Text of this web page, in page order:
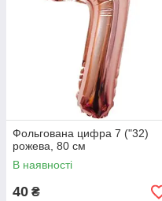
Фольгована цифра 7 ("32)
рожева, 80 см
В наявності
40 ₴